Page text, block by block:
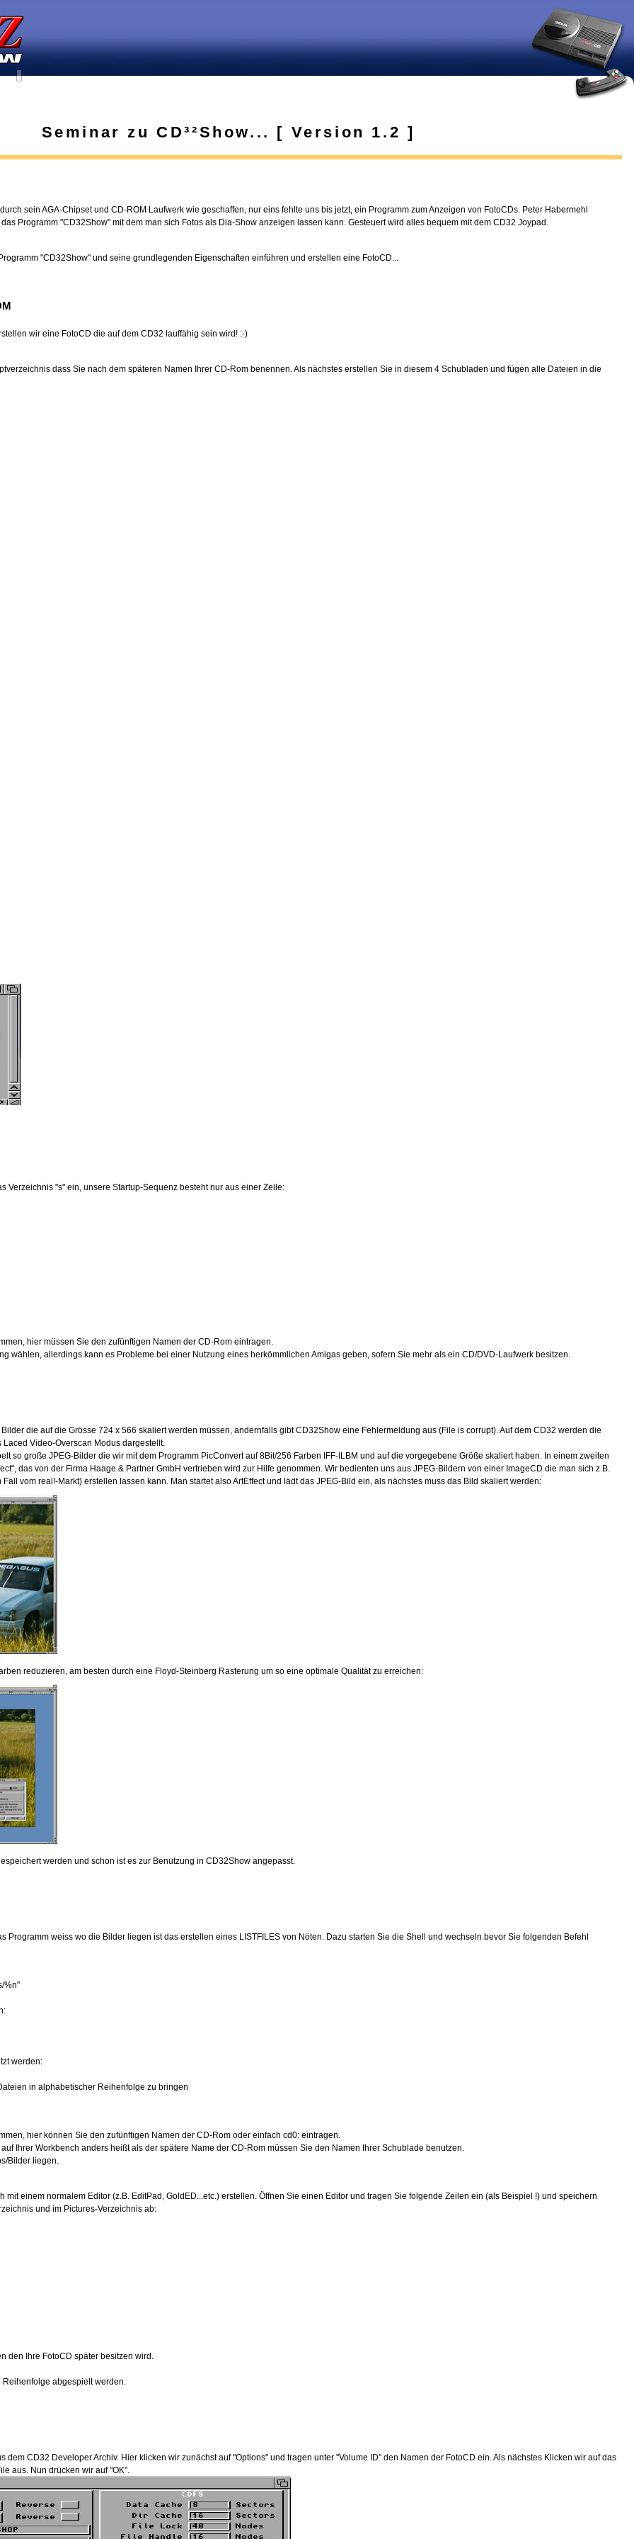
Seminar zu CD³²Show... [ Version 1.2 ]
sein AGA-Chipset und CD-ROM Laufwerk wie geschaffen, nur eins fehlte uns bis jetzt, ein Programm zum Anzeigen von FotoCDs. Peter Habermehl
Programm "CD32Show" mit dem man sich Fotos als Dia-Show anzeigen lassen kann. Gesteuert wird alles bequem mit dem CD32 Joypad.
"CD32Show" und seine grundlegenden Eigenschaften einführen und erstellen eine FotoCD...
wir eine FotoCD die auf dem CD32 lauffähig sein wird! :-)
dass Sie nach dem späteren Namen Ihrer CD-Rom benennen. Als nächstes erstellen Sie in diesem 4 Schubladen und fügen alle Dateien in die
Verzeichnis "s" ein, unsere Startup-Sequenz besteht nur aus einer Zeile:
hier müssen Sie den zufünftigen Namen der CD-Rom eintragen.
wählen, allerdings kann es Probleme bei einer Nutzung eines herkömmlichen Amigas geben, sofern Sie mehr als ein CD/DVD-Laufwerk besitzen.
die auf die Grösse 724 x 566 skaliert werden müssen, andernfalls gibt CD32Show eine Fehlermeldung aus (File is corrupt). Auf dem CD32 werden die
Laced Video-Overscan Modus dargestellt.
so große JPEG-Bilder die wir mit dem Programm PicConvert auf 8Bit/256 Farben IFF-ILBM und auf die vorgegebene Größe skaliert haben. In einem zweiten
das von der Firma Haage & Partner GmbH vertrieben wird zur Hilfe genommen. Wir bedienten uns aus JPEG-Bildern von einer ImageCD die man sich z.B.
vom real!-Markt) erstellen lassen kann. Man startet also ArtEffect und lädt das JPEG-Bild ein, als nächstes muss das Bild skaliert werden:
reduzieren, am besten durch eine Floyd-Steinberg Rasterung um so eine optimale Qualität zu erreichen:
werden und schon ist es zur Benutzung in CD32Show angepasst.
Programm weiss wo die Bilder liegen ist das erstellen eines LISTFILES von Nöten. Dazu starten Sie die Shell und wechseln bevor Sie folgenden Befehl
%n"
werden:
in alphabetischer Reihenfolge zu bringen
hier können Sie den zufünftigen Namen der CD-Rom oder einfach cd0: eintragen.
Ihrer Workbench anders heißt als der spätere Name der CD-Rom müssen Sie den Namen Ihrer Schublade benutzen.
Bilder liegen.
mit einem normalem Editor (z.B. EditPad, GoldED...etc.) erstellen. Öffnen Sie einen Editor und tragen Sie folgende Zeilen ein (als Beispiel !) und speichern
und im Pictures-Verzeichnis ab:
den Ihre FotoCD später besitzen wird.
abgespielt werden.
dem CD32 Developer Archiv. Hier klicken wir zunächst auf "Options" und tragen unter "Volume ID" den Namen der FotoCD ein. Als nächstes Klicken wir auf das
aus. Nun drücken wir auf "OK".